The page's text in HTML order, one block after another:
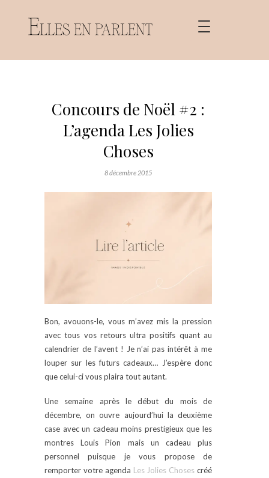
Concours de Noël #2 :
L’agenda Les Jolies
Choses
8 décembre 2015
Bon, avouons-le, vous m’avez mis la pression
avec tous vos retours ultra positifs quant au
calendrier de l’avent ! Je n’ai pas intérêt à me
louper sur les futurs cadeaux… J’espère donc
que celui-ci vous plaira tout autant.
Une semaine après le début du mois de
décembre, on ouvre aujourd’hui la deuxième
case avec un cadeau moins prestigieux que les
montres Louis Pion mais un cadeau plus
personnel puisque je vous propose de
remporter votre agenda Les Jolies Choses créé